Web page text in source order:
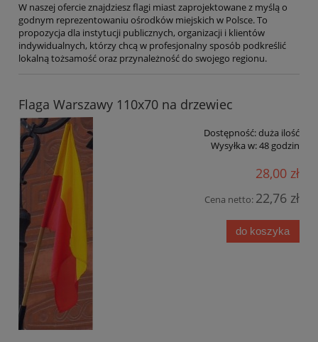
W naszej ofercie znajdziesz flagi miast zaprojektowane z myślą o
godnym reprezentowaniu ośrodków miejskich w Polsce. To
propozycja dla instytucji publicznych, organizacji i klientów
indywidualnych, którzy chcą w profesjonalny sposób podkreślić
lokalną tożsamość oraz przynależność do swojego regionu.
Flaga Warszawy 110x70 na drzewiec
Dostępność:duża ilość
Wysyłka w:48 godzin
28,00 zł
Cena netto: 22,76 zł
do koszyka